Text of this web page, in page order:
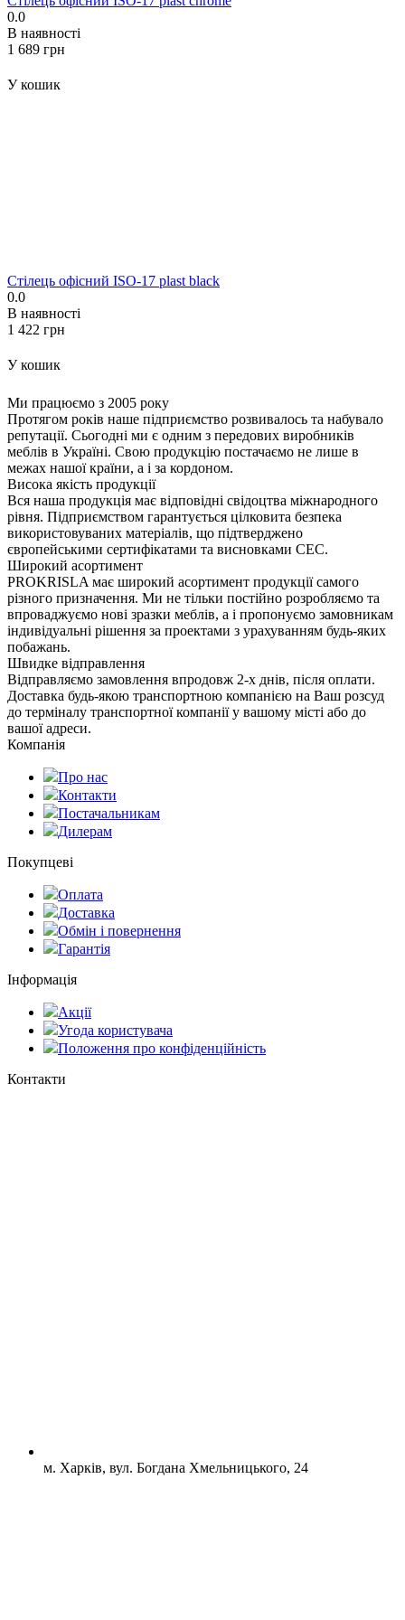
0.0
В наявності
‍1 689‍ грн
У кошик
Стілець офісний ISO-17 plast black
0.0
В наявності
‍1 422‍ грн
У кошик
Ми працюємо з 2005 року
Протягом років наше підприємство розвивалось та набувало
репутації. Сьогодні ми є одним з передових виробників
меблів в Україні. Свою продукцію постачаємо не лише в
межах нашої країни, а і за кордоном.
Висока якість продукції
Вся наша продукція має відповідні свідоцтва міжнародного
рівня. Підприємством гарантується цілковита безпека
використовуваних матеріалів, що підтверджено
європейськими сертифікатами та висновками СЕС.
Широкий асортимент
PROKRISLA має широкий асортимент продукції самого
різного призначення. Ми не тільки постійно розробляємо та
впроваджуємо нові зразки меблів, а і пропонуємо замовникам
індивідуальні рішення за проектами з урахуванням будь-яких
побажань.
Швидке відправлення
Відправляємо замовлення впродовж 2-х днів, після оплати.
Доставка будь-якою транспортною компанією на Ваш розсуд
до терміналу транспортної компанії у вашому місті або до
вашої адреси.
Компанія
Про нас
Контакти
Постачальникам
Дилерам
Покупцеві
Оплата
Доставка
Обмін і повернення
Гарантія
Інформація
Акції
Угода користувача
Положення про конфіденційність
Контакти
м. Харків, вул. Богдана Хмельницького, 24